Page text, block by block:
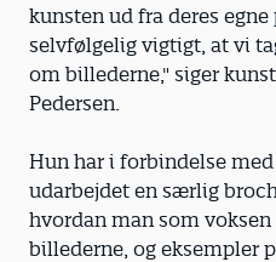
kunsten ud fra deres
selvfølgelig vigtigt, at vi
om billederne," siger
Pedersen.
Hun har i forbindelse
udarbejdet en særlig
hvordan man som
billederne, og eksempler